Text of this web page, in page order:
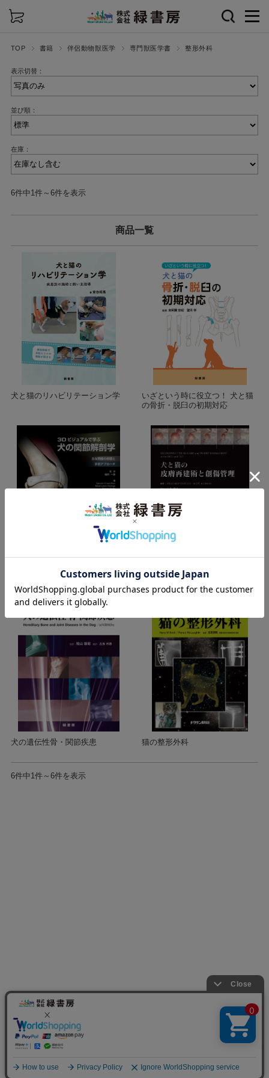
TOP 書籍 伴侶動物獣医学 専門獣医学書 整形外科
表示切替：
並び順：
在庫：
6件中1件～6件を表示
商品一覧
犬と猫のリハビリテーション学
いざという時に役立つ！ 犬と猫
の骨折・脱臼の初期対応
３Ｄビジュアルで学ぶ犬の関節
犬と猫の皮膚再建術と創傷管理
犬の遺伝性骨・関節疾患 猫の整形外科
6件中1件～6件を表示